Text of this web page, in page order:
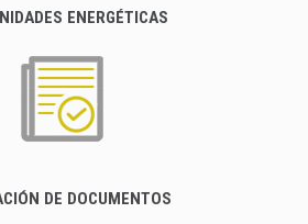
ENERGÉTICAS
DE DOCUMENTOS